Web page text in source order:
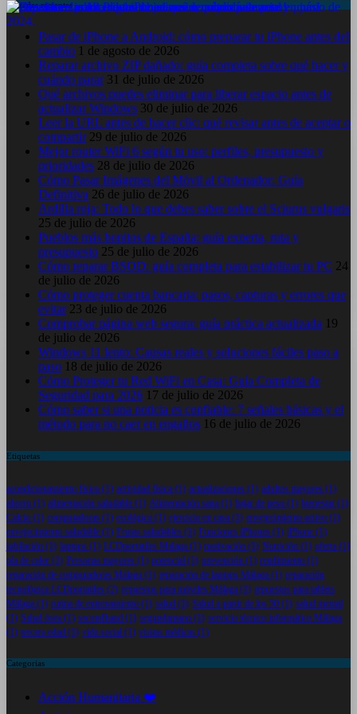
Entradas recientes
Pasar de iPhone a Android: cómo preparar tu iPhone antes del
cambio 1 de agosto de 2026
Reparar archivo ZIP dañado: guía completa sobre qué hacer y
cuándo parar 31 de julio de 2026
Qué archivos puedes eliminar para liberar espacio antes de
actualizar Windows 30 de julio de 2026
Leer la URL antes de hacer clic: qué revisar antes de aceptar o
compartir 29 de julio de 2026
Mejor router WiFi 6 según tu uso: perfiles, presupuesto y
prioridades 28 de julio de 2026
Cómo Pasar Imágenes del Móvil al Ordenador: Guía
Definitiva 26 de julio de 2026
Ardilla roja: Todo lo que debes saber sobre el Sciurus vulgaris
25 de julio de 2026
Pueblos más bonitos de España: guía experta, ruta y
presupuesto 25 de julio de 2026
Cómo reparar BSOD: guía completa para estabilizar tu PC 24
de julio de 2026
Cómo proteger cuenta bancaria: pasos, capturas y errores que
evitar 23 de julio de 2026
Comprobar página web segura: guía práctica actualizada 19
de julio de 2026
Windows 11 lento: Causas reales y soluciones fáciles paso a
paso 18 de julio de 2026
Cómo Proteger tu Red WiFi en Casa: Guía Completa de
Seguridad para 2026 17 de julio de 2026
Cómo saber si una noticia es confiable: 7 señales básicas y el
método para no caer en engaños 16 de julio de 2026
Etiquetas
acondicionamiento físico (1) actividad física (1) actualizaciones (1) adultos mayores (1)
ahorro (1) alimentación saludable (1) Alimentación sana (1) bajar de peso (1) bienestar (1)
Calcio (1) computadoras (1) ecológico (1) ejercicio en casa (1) envejecimiento activo (1)
envejecimiento saludable (1) Frutas saludables (1) Funciones iPhones (1) iPhone (1)
jubilación (1) laptops (1) LCDportatiles Malaga (1) motivación (1) Nutrición (1) oferta (1)
ola de calor (1) Personas mayores (1) potencial (1) prevención (1) rendimiento (1)
reparación de computadoras Málaga (1) reparación de laptops Málaga (1) reparación
tecnológica LCDportatiles (2) repuestos para móviles Málaga (1) repuestos para tablets
Málaga (1) rutina de entrenamiento (1) salud (1) Salud a partir de los 50 (1) salud mental
(1) Salud ósea (1) secondhand (1) segundamano (1) servicio técnico informático Málaga
(1) tercera edad (1) vida social (1) visitas médicas (1)
Categorias
Acción Humanitaria ❤️